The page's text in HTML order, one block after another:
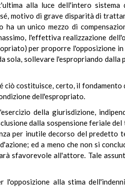
alla luce dell'intero sistema
motivo di grave disparità di
un unico mezzo di
l'effettiva realizzazione
per proporre l'opposizione in
sola, sollevare l'espropriando dalla
ciò costituisce, certo, il
dell'espropriato.
della giurisdizione,
dalla sospensione feriale del
per inutile decorso del predetto
ed a meno che non si
sfavorevole all'attore. Tale
l'opposizione alla stima